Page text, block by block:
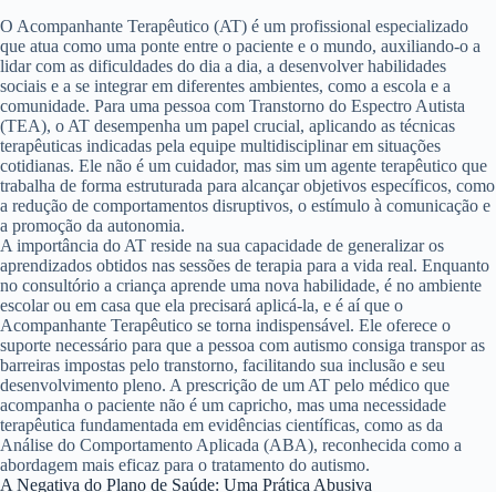
O Acompanhante Terapêutico (AT) é um profissional especializado
que atua como uma ponte entre o paciente e o mundo, auxiliando-o a
lidar com as dificuldades do dia a dia, a desenvolver habilidades
sociais e a se integrar em diferentes ambientes, como a escola e a
comunidade. Para uma pessoa com Transtorno do Espectro Autista
(TEA), o AT desempenha um papel crucial, aplicando as técnicas
terapêuticas indicadas pela equipe multidisciplinar em situações
cotidianas. Ele não é um cuidador, mas sim um agente terapêutico que
trabalha de forma estruturada para alcançar objetivos específicos, como
a redução de comportamentos disruptivos, o estímulo à comunicação e
a promoção da autonomia.
A importância do AT reside na sua capacidade de generalizar os
aprendizados obtidos nas sessões de terapia para a vida real. Enquanto
no consultório a criança aprende uma nova habilidade, é no ambiente
escolar ou em casa que ela precisará aplicá-la, e é aí que o
Acompanhante Terapêutico se torna indispensável. Ele oferece o
suporte necessário para que a pessoa com autismo consiga transpor as
barreiras impostas pelo transtorno, facilitando sua inclusão e seu
desenvolvimento pleno. A prescrição de um AT pelo médico que
acompanha o paciente não é um capricho, mas uma necessidade
terapêutica fundamentada em evidências científicas, como as da
Análise do Comportamento Aplicada (ABA), reconhecida como a
abordagem mais eficaz para o tratamento do autismo.
A Negativa do Plano de Saúde: Uma Prática Abusiva